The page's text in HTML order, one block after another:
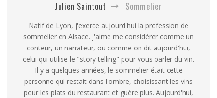
Julien Saintout Sommelier
Natif de Lyon, j'exerce aujourd'hui la profession de
sommelier en Alsace. J'aime me considérer comme un
conteur, un narrateur, ou comme on dit aujourd'hui,
celui qui utilise le "story telling" pour vous parler du vin.
Il y a quelques années, le sommelier était cette
personne qui restait dans l'ombre, choisissant les vins
pour les plats du restaurant et guère plus. Aujourd'hui,